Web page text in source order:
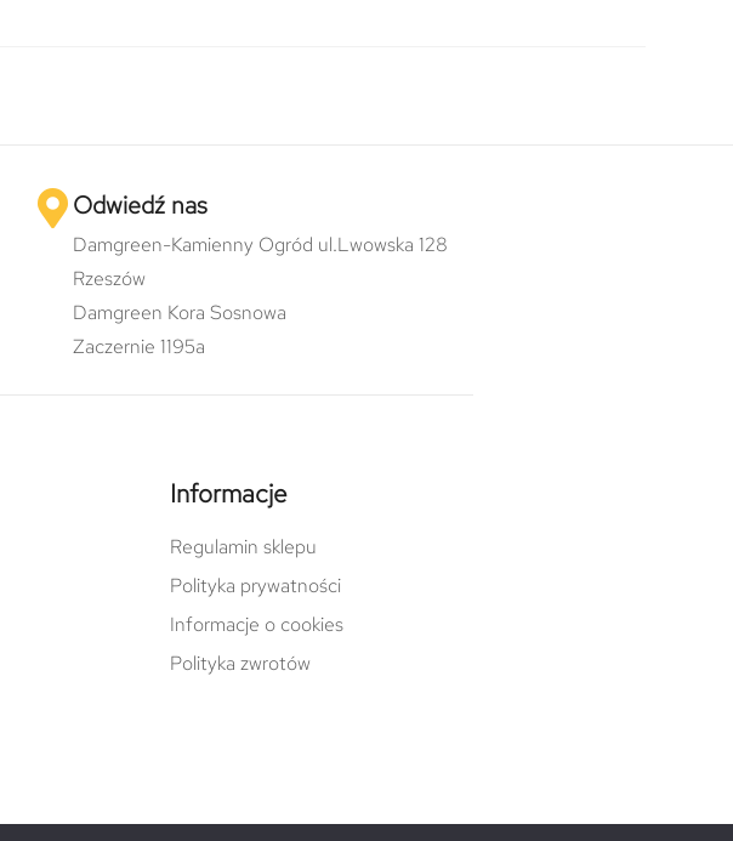
Odwiedź nas
Damgreen-Kamienny Ogród ul.Lwowska 128
Rzeszów
Damgreen Kora Sosnowa
Zaczernie 1195a
Informacje
Regulamin sklepu
Polityka prywatności
Informacje o cookies
Polityka zwrotów